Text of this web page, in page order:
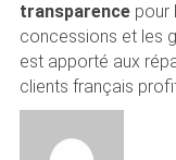
transparencepour
concessions et les
est apporté aux
clients français